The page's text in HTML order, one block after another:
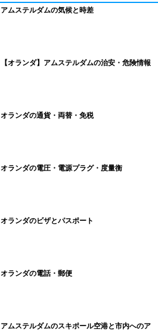
アムステルダムの気候と時差
【オランダ】アムステルダムの治安・危険情報
オランダの通貨・両替・免税
オランダの電圧・電源プラグ・度量衡
オランダのビザとパスポート
オランダの電話・郵便
アムステルダムのスキポール空港と市内へのア